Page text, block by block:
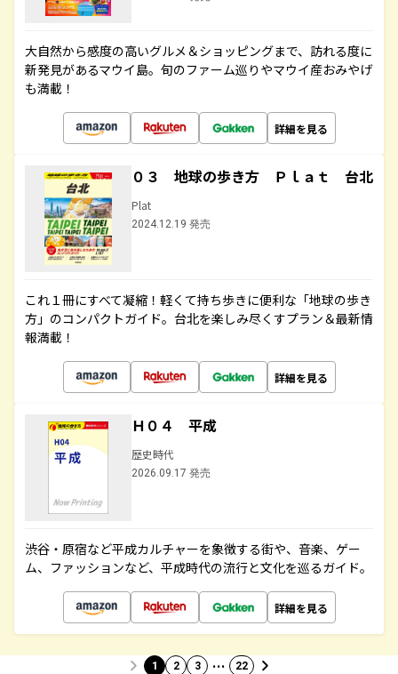
大自然から感度の高いグルメ＆ショッピングまで、訪れる度に
新発見があるマウイ島。旬のファーム巡りやマウイ産おみやげ
も満載！
詳細を見る
０３ 地球の歩き方 Ｐｌａｔ 台北
Plat
2024.12.19 発売
これ１冊にすべて凝縮！軽くて持ち歩きに便利な「地球の歩き
方」のコンパクトガイド。台北を楽しみ尽くすプラン＆最新情
報満載！
詳細を見る
Ｈ０４ 平成
歴史時代
2026.09.17 発売
渋谷・原宿など平成カルチャーを象徴する街や、音楽、ゲー
ム、ファッションなど、平成時代の流行と文化を巡るガイド。
詳細を見る
1 2 3 … 22